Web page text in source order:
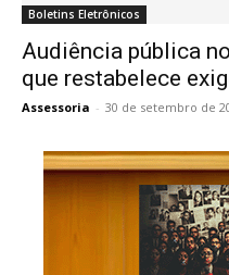
Boletins Eletrônicos
Audiência pública
que restabelece
Assessoria - 30 de setembro de